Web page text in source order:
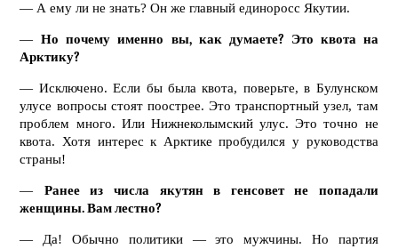
— А ему ли не знать? Он же главный единоросс Якутии.
—Но почему именно вы, как думаете? Это квота на
Арктику?
— Исключено. Если бы была квота, поверьте, в Булунском
улусе вопросы стоят поострее. Это транспортный узел, там
проблем много. Или Нижнеколымский улус. Это точно не
квота. Хотя интерес к Арктике пробудился у руководства
страны!
— Ранее из числа якутян в генсовет не попадали
женщины. Вам лестно?
— Да! Обычно политики — это мужчины. Но партия